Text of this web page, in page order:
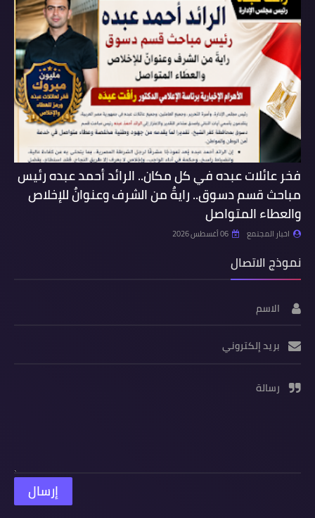
فخر عائلات عبده في كل مكان.. الرائد أحمد عبده رئيس
مباحث قسم دسوق.. رايةٌ من الشرف وعنوانٌ للإخلاص
والعطاء المتواصل
اخبار المجتمع 06 أغسطس 2026
نموذج الاتصال
الاسم
بريد إلكتروني
رسالة